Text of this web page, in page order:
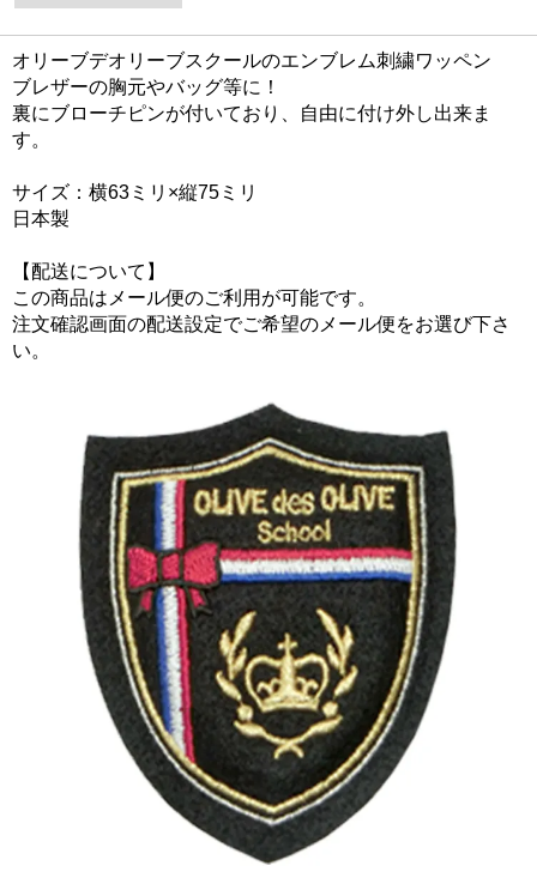
オリーブデオリーブスクールのエンブレム刺繍ワッペン
ブレザーの胸元やバッグ等に！
裏にブローチピンが付いており、自由に付け外し出来ま
す。
サイズ：横63ミリ×縦75ミリ
日本製
【配送について】
この商品はメール便のご利用が可能です。
注文確認画面の配送設定でご希望のメール便をお選び下さ
い。